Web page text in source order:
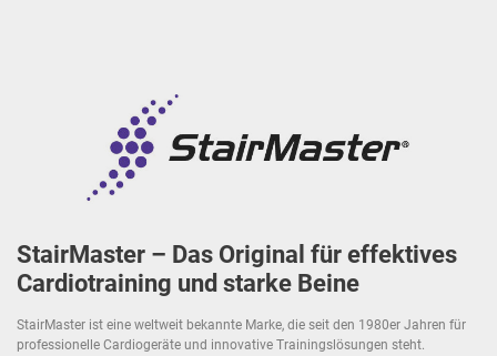
StairMaster – Das Original für effektives
Cardiotraining und starke Beine
StairMaster ist eine weltweit bekannte Marke, die seit den 1980er Jahren für
professionelle Cardiogeräte und innovative Trainingslösungen steht.